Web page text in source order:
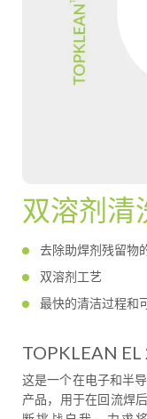
双溶剂清
去除助焊剂残留物
双溶剂工艺
最快的清洁过程和
TOPKLEAN EL
这是一个在电子和半
产品，用于在回流焊